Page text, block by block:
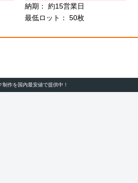
納期：
約15営業日
最低ロット：
50枚
作を国内最安値で提供中！